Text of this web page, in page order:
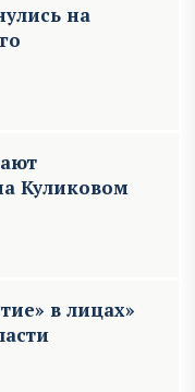
на
Куликовом
в лицах»